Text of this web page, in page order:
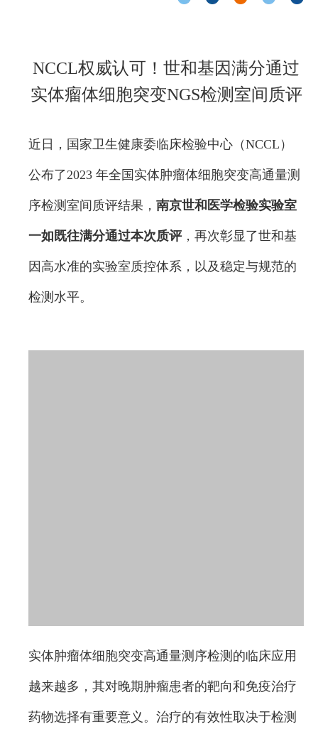
NCCL权威认可！世和基因满分通过
实体瘤体细胞突变NGS检测室间质评
近日，国家卫生健康委临床检验中心（NCCL）
公布了2023 年全国实体肿瘤体细胞突变高通量测
序检测室间质评结果， 南京世和医学检验实验室
一如既往满分通过本次质评，再次彰显了世和基
因高水准的实验室质控体系，以及稳定与规范的
检测水平。
实体肿瘤体细胞突变高通量测序检测的临床应用
越来越多，其对晚期肿瘤患者的靶向和免疫治疗
药物选择有重要意义。治疗的有效性取决于检测